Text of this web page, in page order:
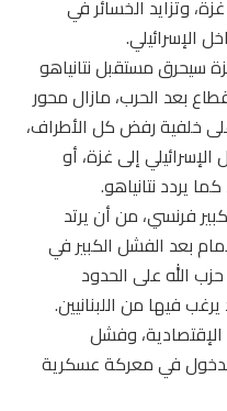
وتزايد الخسائر في
الإسرائيلي.
سيحرق مستقبل نتانياهو
بعد الحرب، مازال محور
خلفية رفض كل الأطراف،
إلى غزة، أو
يردد نتانياهو.
فرنسي، من أن يرتد
بعد الفشل الكبير في
الله على الحدود
فيها من اللبنانيين.
الإقتصادية، وفشل
في معركة عسكرية